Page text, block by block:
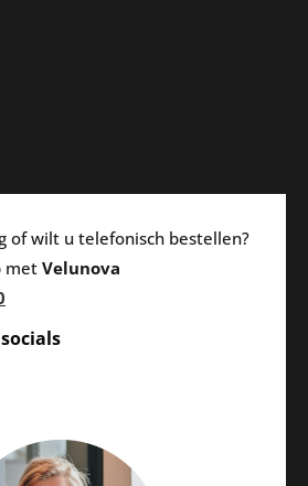
of wilt u telefonisch bestellen?
metVelunova